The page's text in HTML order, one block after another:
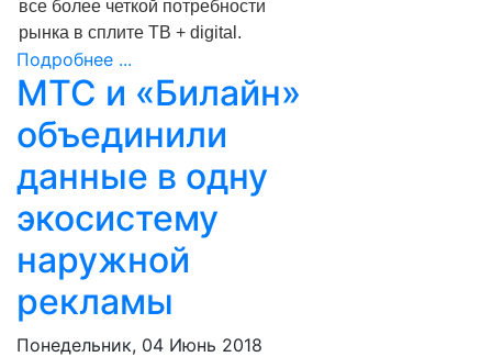
все более четкой потребности
рынка в сплите ТВ + digital.
Подробнее ...
МТС и «Билайн»
объединили
данные в одну
экосистему
наружной
рекламы
Понедельник, 04 Июнь 2018